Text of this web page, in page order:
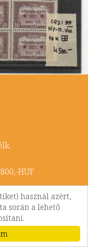
HUF
HUF
használ azért,
során a lehető